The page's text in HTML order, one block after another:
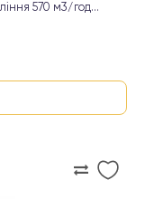
570 м3/год...